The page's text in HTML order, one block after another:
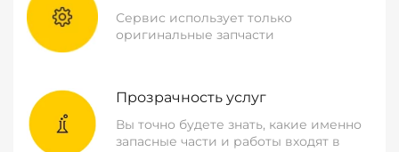
Сервис использует только
оригинальные запчасти
Прозрачность услуг
Вы точно будете знать, какие именно
запасные части и работы входят в